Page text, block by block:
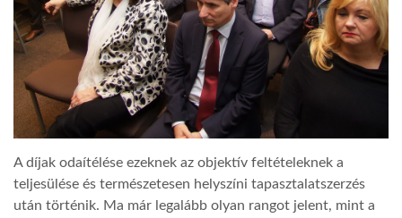
A díjak odaítélése ezeknek az objektív feltételeknek a
teljesülése és természetesen helyszíni tapasztalatszerzés
után történik. Ma már legalább olyan rangot jelent, mint a